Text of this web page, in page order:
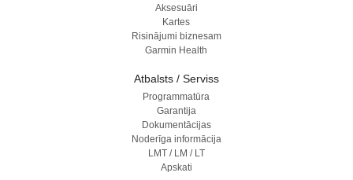
Aksesuāri
Kartes
Risinājumi biznesam
Garmin Health
Atbalsts / Serviss
Programmatūra
Garantija
Dokumentācijas
Noderīga informācija
LMT / LM / LT
Apskati